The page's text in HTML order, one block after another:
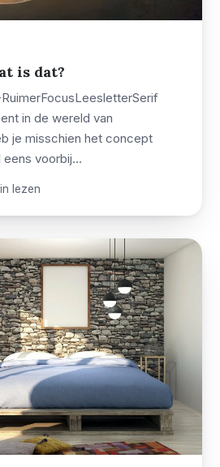
is dat?
in de wereld van
je misschien het concept
eens voorbij…
lezen